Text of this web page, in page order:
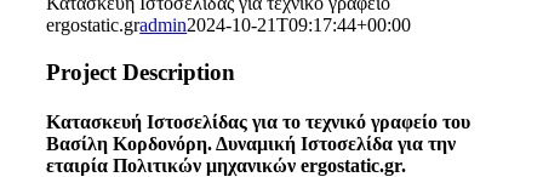
ergostatic.gradmin2024-10-21T09:17:44+00:00
Project Description
Κατασκευή Ιστοσελίδας για το τεχνικό γραφείο του
Βασίλη Κορδονόρη. Δυναμική Ιστοσελίδα για την
εταιρία Πολιτικών μηχανικών ergostatic.gr.